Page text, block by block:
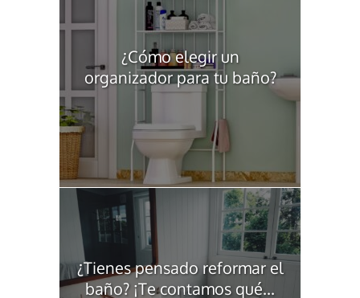
¿Cómo elegir un
organizador para tu baño?
¿Tienes pensado reformar el
baño? ¡Te contamos qué...